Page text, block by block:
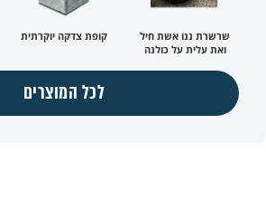
שרשרת ננו אשת חיל
ואת עלית על כולנה
קופת צדקה יוקרתית
לכל המוצרים